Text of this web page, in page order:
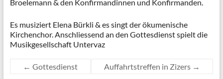
Broelemann & den Konfirmandinnen und Konfirmanden.
Es musiziert Elena Bürkli & es singt der ökumenische
Kirchenchor. Anschliessend an den Gottesdienst spielt die
Musikgesellschaft Untervaz
← Gottesdienst Auffahrtstreffen in Zizers →